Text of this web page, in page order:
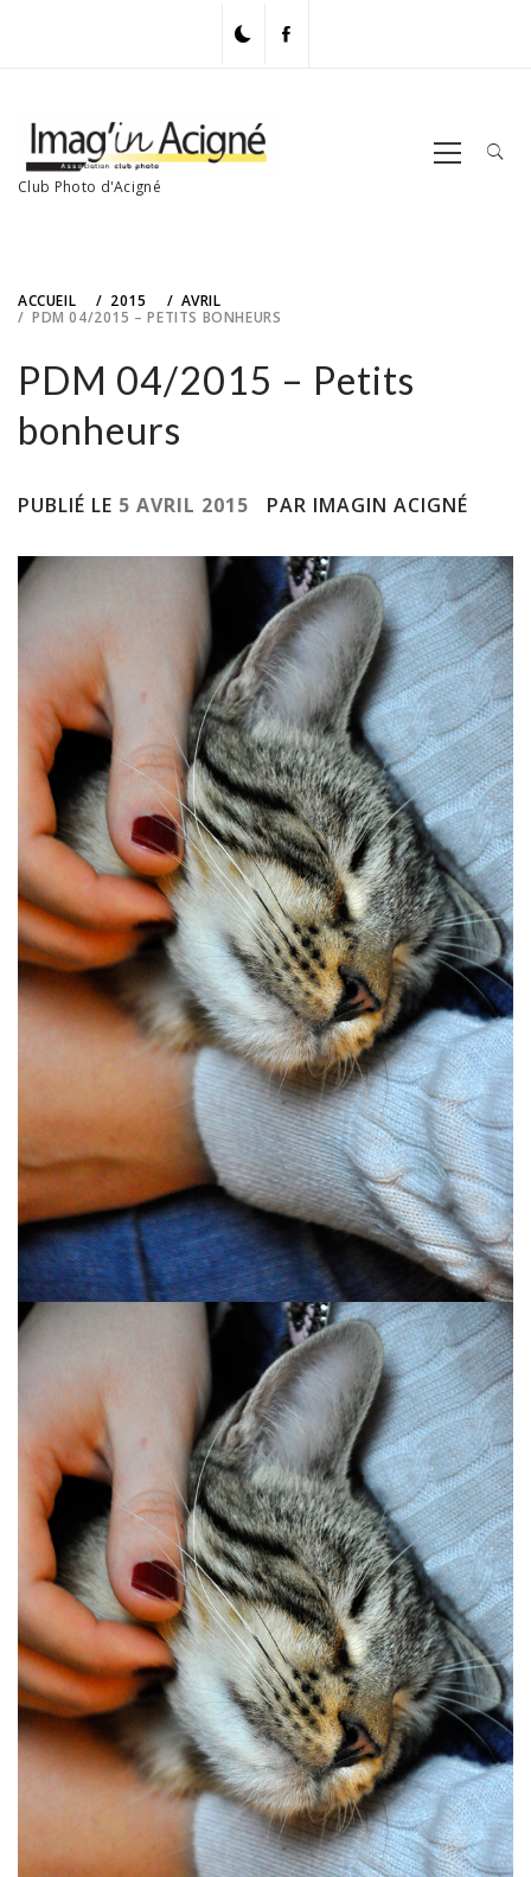
Club Photo d'Acigné
Primary
Menu
ACCUEIL 2015
AVRIL
PDM 04/2015 – PETITS BONHEURS
PDM 04/2015 – Petits
bonheurs
PUBLIÉ LE 5 AVRIL 2015 PAR IMAGIN ACIGNÉ